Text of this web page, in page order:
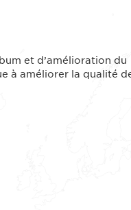
et d’amélioration du
à améliorer la qualité